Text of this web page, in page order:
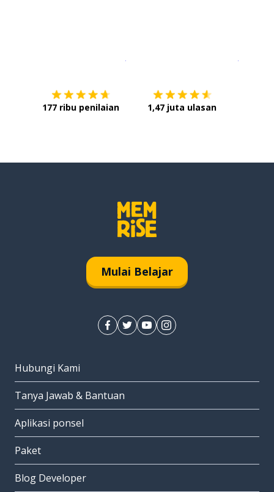
177 ribu penilaian 1,47 juta ulasan
Mulai Belajar
Hubungi Kami
Tanya Jawab & Bantuan
Aplikasi ponsel
Paket
Blog Developer